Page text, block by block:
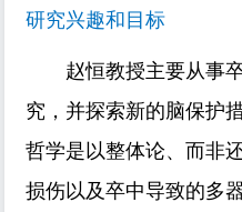
研究兴趣和目标
赵恒教授主要从事卒
究，并探索新的脑保护
哲学是以整体论、而非
损伤以及卒中导致的多